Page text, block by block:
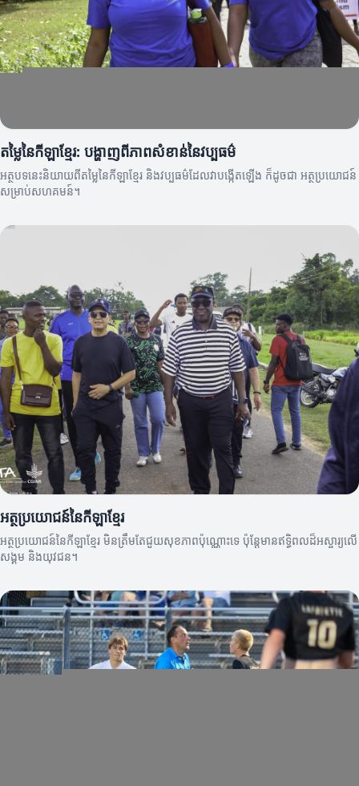
តម្លៃនៃកីឡាខ្មែរ: បង្ហាញពីភាពសំខាន់នៃវប្បធម៌
អត្ថបទនេះនិយាយពីតម្លៃនៃកីឡាខ្មែរ និងវប្បធម៌ដែលវាបង្កើតឡើង ក៏ដូចជា អត្ថប្រយោជន៍
សម្រាប់សហគមន៍។
អត្ថប្រយោជន៍នៃកីឡាខ្មែរ
អត្ថប្រយោជន៍នៃកីឡាខ្មែរ មិនត្រឹមតែជួយសុខភាពប៉ុណ្ណោះទេ ប៉ុន្តែមានឥទ្ធិពលដ៏អស្ចារ្យលើ
សង្គម និងយុវជន។